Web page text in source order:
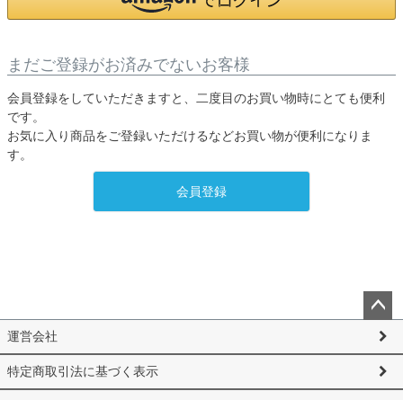
まだご登録がお済みでないお客様
会員登録をしていただきますと、二度目のお買い物時にとても便利
です。
お気に入り商品をご登録いただけるなどお買い物が便利になりま
す。
会員登録
ペー
ップ
へ
運営会社
特定商取引法に基づく表示